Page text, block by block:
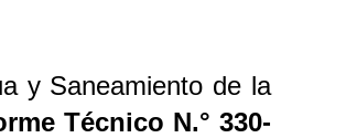
y Saneamiento de la
Técnico N.° 330-